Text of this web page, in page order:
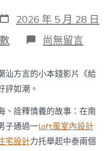
發
表
2026 年 5 月 28 日
在
〈國
日
報
東
|
影
片
《給
尚無留言
汕方言的小本錢影片《給
評如潮。
、詮釋情義的故事：在南
子通過一loft風室內設計
宅設計力托舉起中泰兩個